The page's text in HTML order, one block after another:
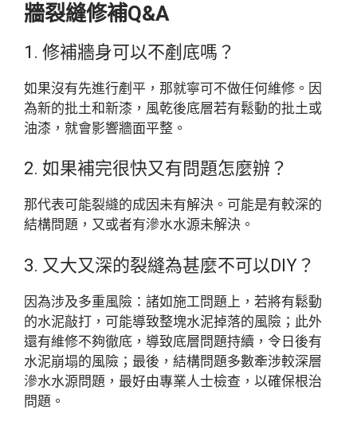
牆裂縫修補Q&A
1. 修補牆身可以不剷底嗎？
如果沒有先進行剷平，那就寧可不做任何維修。因
為新的批土和新漆，風乾後底層若有鬆動的批土或
油漆，就會影響牆面平整。
2. 如果補完很快又有問題怎麼辦？
那代表可能裂縫的成因未有解決。可能是有較深的
結構問題，又或者有滲水水源未解決。
3. 又大又深的裂縫為甚麼不可以DIY？
因為涉及多重風險：諸如施工問題上，若將有鬆動
的水泥敲打，可能導致整塊水泥掉落的風險；此外
還有維修不夠徹底，導致底層問題持續，令日後有
水泥崩塌的風險；最後，結構問題多數牽涉較深層
滲水水源問題，最好由專業人士檢查，以確保根治
問題。